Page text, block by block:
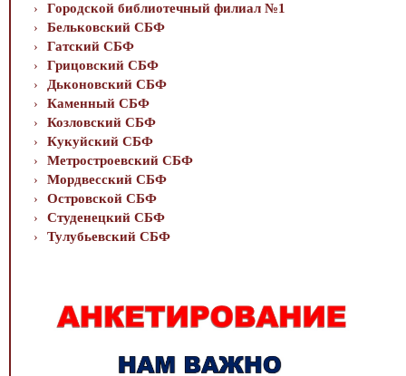
Городской библиотечный филиал №1
Бельковский СБФ
Гатский СБФ
Грицовский СБФ
Дьконовский СБФ
Каменный СБФ
Козловский СБФ
Кукуйский СБФ
Метростроевский СБФ
Мордвесский СБФ
Островской СБФ
Студенецкий СБФ
Тулубьевский СБФ